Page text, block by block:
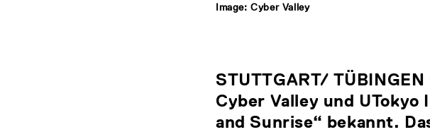
Image: Cyber Valley
STUTTGART/
Cyber Valley und UTokyo
and Sunrise“ bekannt.